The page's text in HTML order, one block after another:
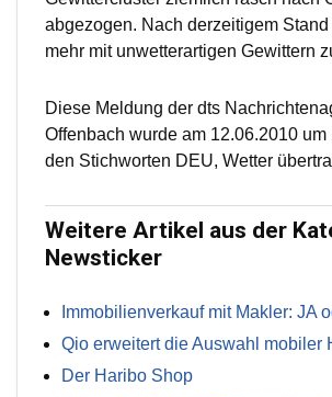
abgezogen. Nach derzeitigem
mehr mit unwetterartigen Gewittern
Diese Meldung der dts
Offenbach wurde am 12.06.2010 um
den Stichworten DEU, Wetter
Weitere Artikel aus der
Newsticker
Immobilienverkauf mit Makler: JA
Qio erweitert die Auswahl mobiler
Der Haribo Shop